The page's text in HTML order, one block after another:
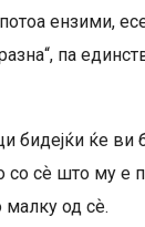
ензими,
па
бидејќи ќе
со сѐ што му е
малку од сѐ.